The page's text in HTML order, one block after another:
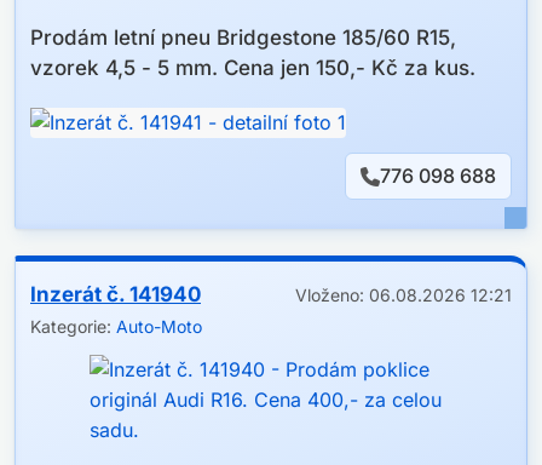
Prodám letní pneu Bridgestone 185/60 R15,
vzorek 4,5 - 5 mm. Cena jen 150,- Kč za kus.
776 098 688
Inzerát č. 141940
Vloženo: 06.08.2026 12:21
Kategorie: Auto-Moto